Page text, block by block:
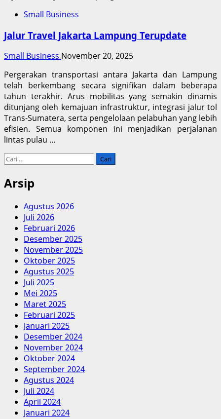
Small Business
Jalur Travel Jakarta Lampung Terupdate
Small Business November 20, 2025
Pergerakan transportasi antara Jakarta dan Lampung
telah berkembang secara signifikan dalam beberapa
tahun terakhir. Arus mobilitas yang semakin dinamis
ditunjang oleh kemajuan infrastruktur, integrasi jalur tol
Trans-Sumatera, serta pengelolaan pelabuhan yang lebih
efisien. Semua komponen ini menjadikan perjalanan
lintas pulau …
Cari
Arsip
Agustus 2026
Juli 2026
Februari 2026
Desember 2025
November 2025
Oktober 2025
Agustus 2025
Juli 2025
Mei 2025
Maret 2025
Februari 2025
Januari 2025
Desember 2024
November 2024
Oktober 2024
September 2024
Agustus 2024
Juli 2024
April 2024
Januari 2024